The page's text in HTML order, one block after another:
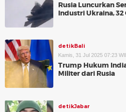
Rusia Luncurkan
Industri Ukraina, 32
detikBali
Kamis, 31 Jul 2025 07:23
Trump Hukum
Militer dari Rusia
detikJabar